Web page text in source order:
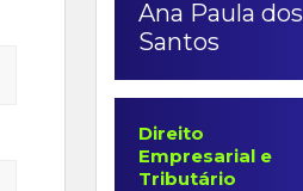
Ana Paula dos
Santos
Direito
Empresarial e
Tributário